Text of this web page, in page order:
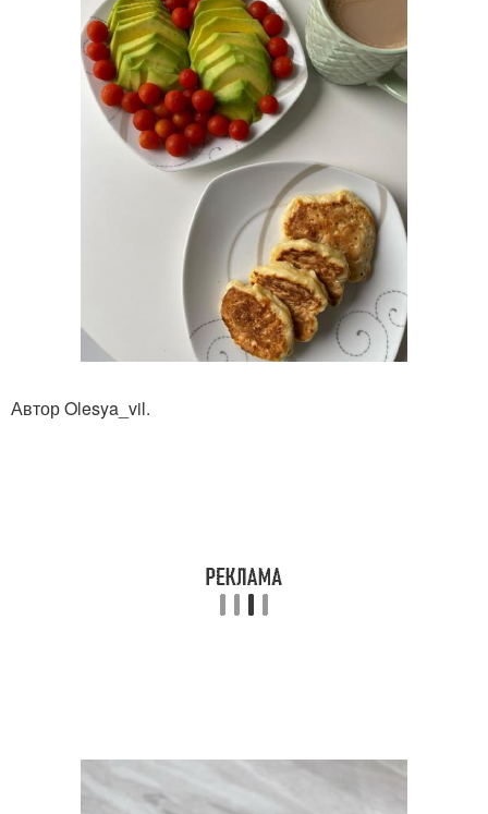
Автор Olesya_vil.